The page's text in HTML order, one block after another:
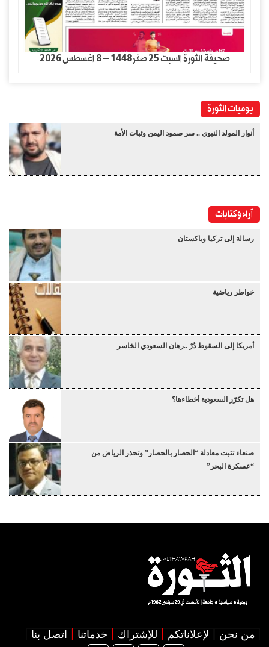
صحيفة الثورة السبت 25 صفر1448 – 8 اغسطس 2026
يوميات الثورة
أنوار المولد النبوي .. سر صمود اليمن وثبات الأمة
آراء وكتابات
رسالة إلى تركيا وباكستان
خواطر رياضية
أمريكا إلى السقوط دُرْ ..رهان السعودي الخاسر
هل تكرّر السعودية أخطاءها؟
صنعاء تثبت معادلة “الحصار بالحصار” وتحذر الرياض من
“عسكرة البحر”
من نحن لإعلاناتكم للإشتراك خدماتنا اتصل بنا